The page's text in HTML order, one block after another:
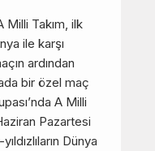
Milli Takım, ilk
ile karşı
ardından
bir özel maç
A Milli
Pazartesi
Dünya